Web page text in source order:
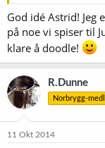
God idé Astrid! Jeg
på noe vi spiser til
klare å doodle!
R.Dunne
Norbrygg-
11 Okt 2014